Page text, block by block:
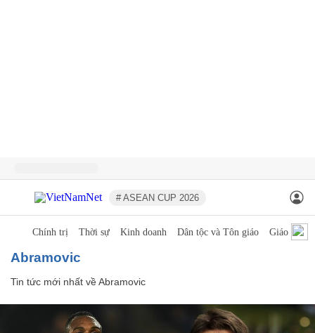
# ASEAN CUP 2026
Chính trị Thời sự Kinh doanh Dân tộc và Tôn giáo Giáo dục
Abramovic
Tin tức mới nhất vềAbramovic